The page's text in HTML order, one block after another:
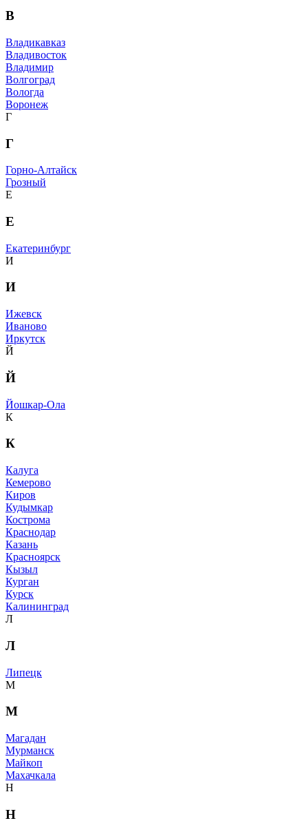
В
Владикавказ
Владивосток
Владимир
Волгоград
Вологда
Воронеж
Г
Г
Горно-Алтайск
Грозный
Е
Е
Екатеринбург
И
И
Ижевск
Иваново
Иркутск
Й
Й
Йошкар-Ола
К
К
Калуга
Кемерово
Киров
Кудымкар
Кострома
Краснодар
Казань
Красноярск
Кызыл
Курган
Курск
Калининград
Л
Л
Липецк
М
М
Магадан
Мурманск
Майкоп
Махачкала
Н
Н